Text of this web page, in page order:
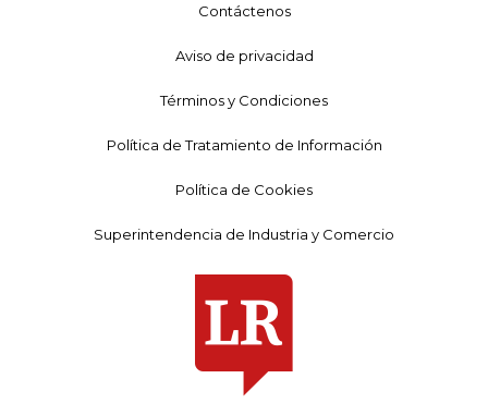
Contáctenos
Aviso de privacidad
Términos y Condiciones
Política de Tratamiento de Información
Política de Cookies
Superintendencia de Industria y Comercio